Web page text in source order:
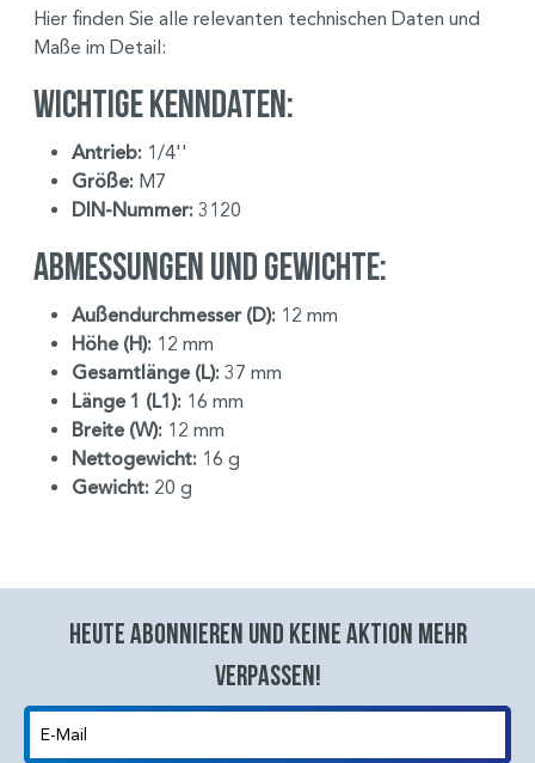
Hier finden Sie alle relevanten technischen Daten und
Maße im Detail:
Wichtige Kenndaten:
Antrieb: 1/4''
Größe: M7
DIN-Nummer: 3120
Abmessungen und Gewichte:
Außendurchmesser (D): 12 mm
Höhe (H): 12 mm
Gesamtlänge (L): 37 mm
Länge 1 (L1): 16 mm
Breite (W): 12 mm
Nettogewicht: 16 g
Gewicht: 20 g
Heute abonnieren und keine aktion mehr
verpassen!